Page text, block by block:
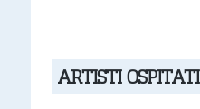
ARTISTI OSPITATI